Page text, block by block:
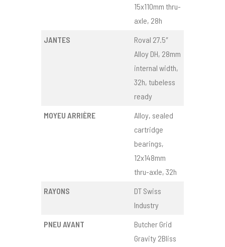
15x110mm thru-
axle, 28h
JANTES
Roval 27.5″
Alloy DH, 28mm
internal width,
32h, tubeless
ready
MOYEU ARRIÈRE
Alloy, sealed
cartridge
bearings,
12x148mm
thru-axle, 32h
RAYONS
DT Swiss
Industry
PNEU AVANT
Butcher Grid
Gravity 2Bliss